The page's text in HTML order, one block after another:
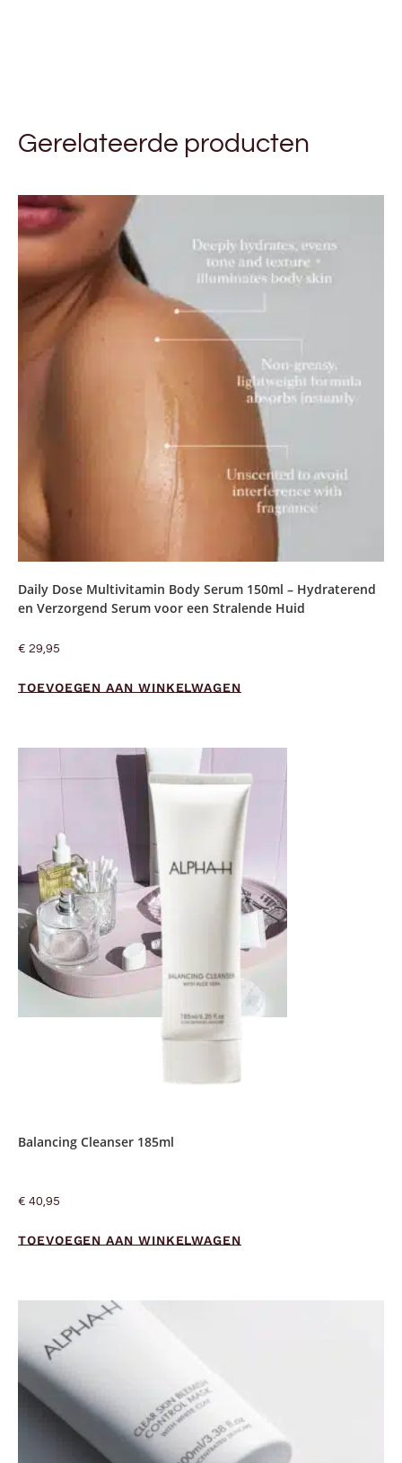
Gerelateerde producten
Daily Dose Multivitamin Body Serum 150ml – Hydraterend
en Verzorgend Serum voor een Stralende Huid
€ 29,95
TOEVOEGEN AAN WINKELWAGEN
Balancing Cleanser 185ml
€ 40,95
TOEVOEGEN AAN WINKELWAGEN